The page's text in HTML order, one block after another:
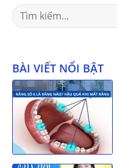
Search
for:
BÀI VIẾT NỔI BẬT